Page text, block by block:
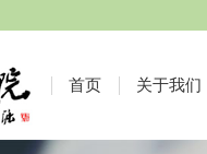
首页 关于我们